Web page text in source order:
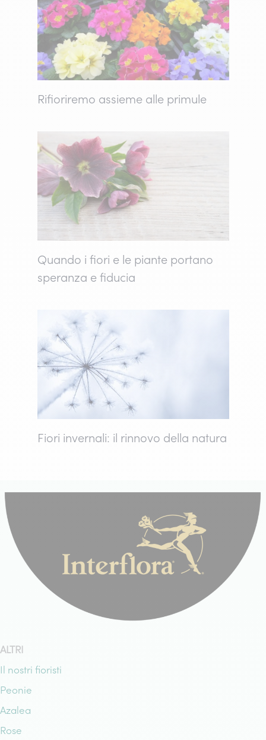
Rifioriremo assieme alle primule
Quando i fiori e le piante portano
speranza e fiducia
Fiori invernali: il rinnovo della natura
ALTRI
Il nostri fioristi
Peonie
Azalea
Rose